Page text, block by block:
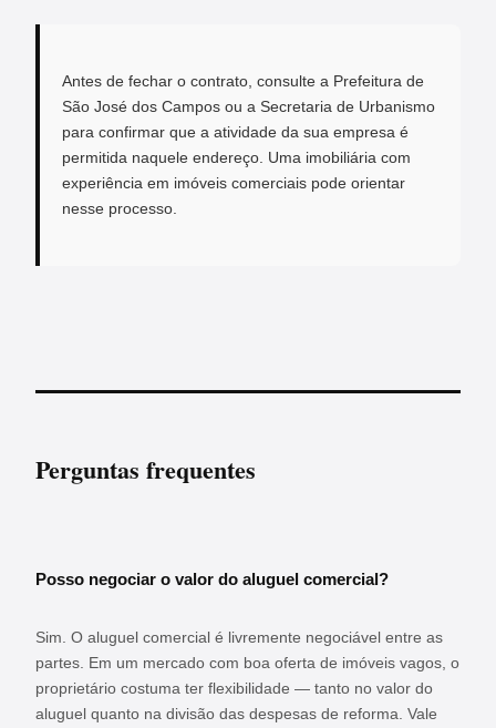
Antes de fechar o contrato, consulte a Prefeitura de
São José dos Campos ou a Secretaria de Urbanismo
para confirmar que a atividade da sua empresa é
permitida naquele endereço. Uma imobiliária com
experiência em imóveis comerciais pode orientar
nesse processo.
Perguntas frequentes
Posso negociar o valor do aluguel comercial?
Sim. O aluguel comercial é livremente negociável entre as
partes. Em um mercado com boa oferta de imóveis vagos, o
proprietário costuma ter flexibilidade — tanto no valor do
aluguel quanto na divisão das despesas de reforma. Vale